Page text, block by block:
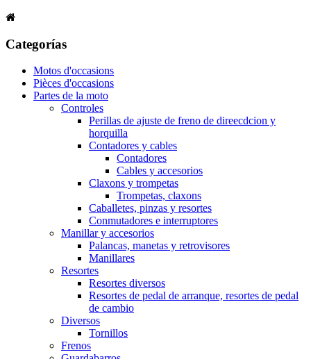
Categorías
Motos d'occasions
Pièces d'occasions
Partes de la moto
Controles
Perillas de ajuste de freno de direecdcion y
horquilla
Contadores y cables
Contadores
Cables y accesorios
Claxons y trompetas
Trompetas, claxons
Caballetes, pinzas y resortes
Conmutadores e interruptores
Manillar y accesorios
Palancas, manetas y retrovisores
Manillares
Resortes
Resortes diversos
Resortes de pedal de arranque, resortes de pedal
de cambio
Diversos
Tornillos
Frenos